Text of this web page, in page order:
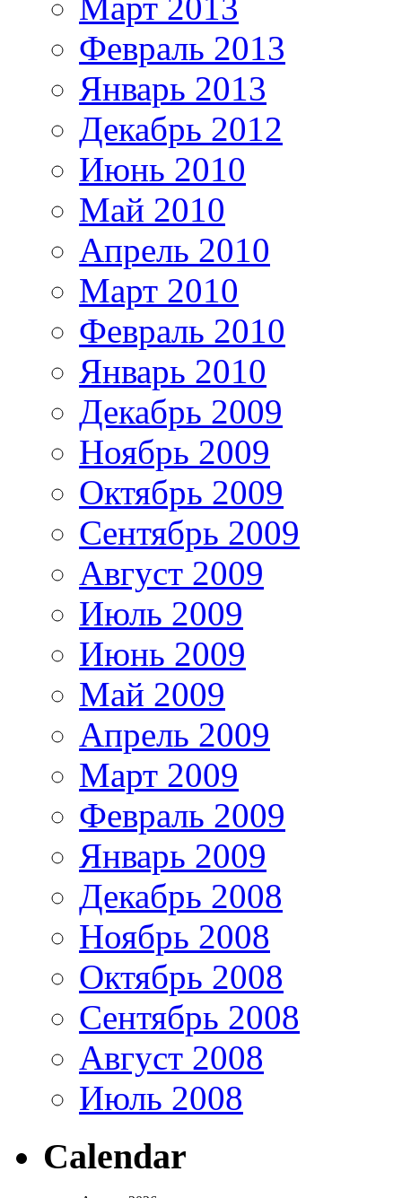
Февраль 2013
Январь 2013
Декабрь 2012
Июнь 2010
Май 2010
Апрель 2010
Март 2010
Февраль 2010
Январь 2010
Декабрь 2009
Ноябрь 2009
Октябрь 2009
Сентябрь 2009
Август 2009
Июль 2009
Июнь 2009
Май 2009
Апрель 2009
Март 2009
Февраль 2009
Январь 2009
Декабрь 2008
Ноябрь 2008
Октябрь 2008
Сентябрь 2008
Август 2008
Июль 2008
Calendar